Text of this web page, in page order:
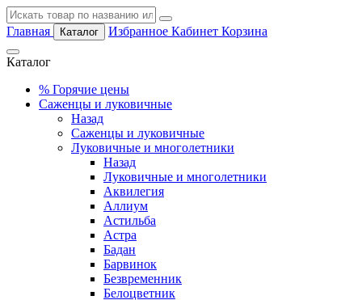
Главная Каталог Избранное Кабинет Корзина
Каталог
% Горячие цены
Саженцы и луковичные
Назад
Саженцы и луковичные
Луковичные и многолетники
Назад
Луковичные и многолетники
Аквилегия
Аллиум
Астильба
Астра
Бадан
Барвинок
Безвременник
Белоцветник